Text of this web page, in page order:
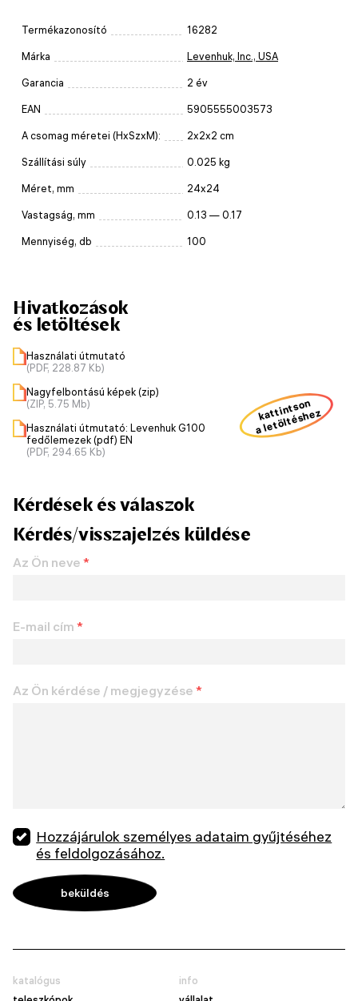
Termékazonosító 16282
Márka Levenhuk, Inc., USA
Garancia 2 év
EAN 5905555003573
A csomag méretei (HxSzxM): 2x2x2 cm
Szállítási súly 0.025 kg
Méret, mm 24x24
Vastagság, mm 0.13 — 0.17
Mennyiség, db 100
Hivatkozások
és letöltések
Használati útmutató
(PDF, 228.87 Kb)
Nagyfelbontású képek (zip)
(ZIP, 5.75 Mb)
Használati útmutató: Levenhuk G100
fedőlemezek (pdf) EN
(PDF, 294.65 Kb)
kattintson
a letöltéshez
Kérdések és válaszok
Kérdés/visszajelzés küldése
Az Ön neve *
E-mail cím *
Az Ön kérdése / megjegyzése *
Hozzájárulok személyes adataim gyűjtéséhez
és feldolgozásához.
katalógus
info